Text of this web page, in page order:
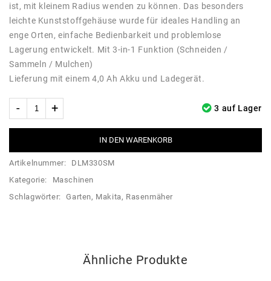
ist, mit kleinem Radius wenden zu können. Das besonders
leichte Kunststoffgehäuse wurde für ideales Handling an
enge Orten, einfache Bedienbarkeit und problemlose
Lagerung entwickelt. Mit 3-in-1 Funktion (Schneiden /
Sammeln / Mulchen)
Lieferung mit einem 4,0 Ah Akku und Ladegerät.
3 auf Lager
IN DEN WARENKORB
Artikelnummer:
DLM330SM
Kategorie:
Maschinen
Schlagwörter:
Garten, Makita , Rasenmäher
Ähnliche Produkte